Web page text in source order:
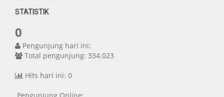
STATISTIK
0
Pengunjung hari ini:
Total pengunjung: 334.023
Hits hari ini: 0